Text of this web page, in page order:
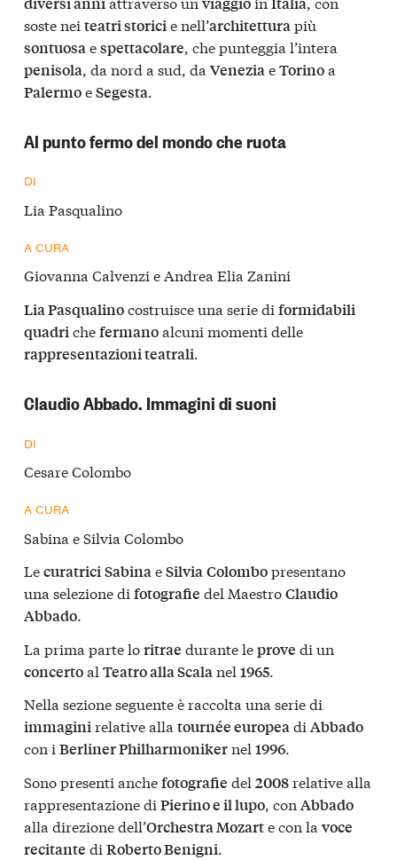
soste nei teatri storicie nell’architetturapiù
sontuosaespettacolare, che punteggia l’intera
penisola, da nord a sud, da VeneziaeTorinoa
PalermoeSegesta.
Al punto fermo del mondo che ruota
DI
Lia Pasqualino
A CURA
Giovanna Calvenzi e Andrea Elia Zanini
Lia Pasqualinocostruisce una serie di formidabili
quadrichefermanoalcuni momenti delle
rappresentazioni teatrali.
Claudio Abbado. Immagini di suoni
DI
Cesare Colombo
A CURA
Sabina e Silvia Colombo
LecuratriciSabinaeSilviaColombopresentano
una selezione di fotografie del MaestroClaudio
Abbado.
La prima parte loritrae durante leprove di un
concertoal Teatro alla Scalanel 1965.
Nella sezione seguente è raccolta una serie di
immaginirelative alla tournée europeadi Abbado
con i Berliner Philharmonikernel 1996.
Sono presenti anchefotografie del 2008relative alla
rappresentazione di Pierino e il lupo, con Abbado
alla direzione dell’Orchestra Mozarte con la voce
recitante di Roberto Benigni.